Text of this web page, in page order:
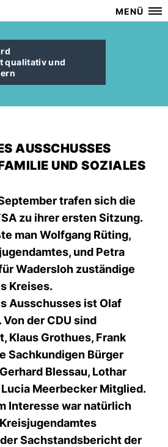
MENÜ
qualitativ und
AUSSCHUSSES
UND SOZIALES
trafen sich die
zu ihrer ersten Sitzung.
man Wolfgang Rüting,
und Petra
Wadersloh zuständige
Kreises.
Ausschusses ist Olaf
der CDU sind
Klaus Grothues, Frank
Sachkundigen Bürger
Blessau, Lothar
Meerbecker Mitglied.
Interesse war natürlich
Sachstandsbericht der